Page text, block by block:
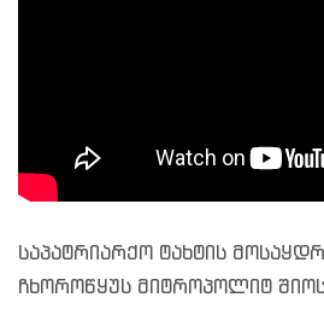
საპატრიარქო ტახტის
ჩხოროწყუს მიტროპოლიტ